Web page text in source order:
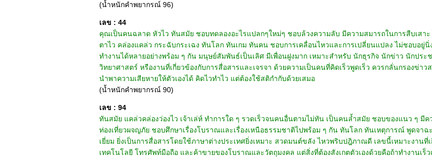
(น้ำหนักคำพยากรณ์ 96)
เลข : 44
คุณเป็นคนฉลาด หัวไว ทันสมัย ชอบทดลองอะไรแปลกๆใหม่ๆ ชอบล้วงความลับ มีความสมารถในการสืบเสา
ตาไว คล่องแคล่ว กระฉับกระเฉง ทันโลก ทันเกม ทันคน ชอบการเคลื่อนไหวและการเปลี่ยนแปลง ไม่ชอบอ
ทำงานได้หลายอย่างพร้อม ๆ กัน มนุษย์สัมพันธ์เป็นเลิศ มีเพื่อนฝูงมาก เหมาะสำหรับ นักธุรกิจ นักข่าว นักปร
วิทยาศาสตร์ หรืองานที่เกี่ยวข้องกับการสื่อสารและเจรจา ด้วยความเป็นคนที่คิดเร็วพูดเร็ว ควรกลั่นกรองข่า
นำพาความเสียหายให้ตัวเองได้ คิดไวทำไว แต่ต้องใช้สติกำกับด้วยเสมอ
(น้ำหนักคำพยากรณ์ 90)
เลข : 94
ทันสมัย แคล่วคล่องว่องไว เจ้าเล่ห์ ทำการใด ๆ รวดเร็วจนคนอื่นตามไม่ทัน เป็นคนล้ำสมัย ชอบของแนว ๆ มี
ท่องเที่ยวผจญภัย ชอบศึกษาเรื่องโบราณและเรื่องเหนือธรรมชาติไปพร้อม ๆ กัน ทันโลก ทันเหตุการณ์ พูดจา
เยี่ยม ยิ่งเป็นการสื่อสารโดยใช้ภาษาต่างประเทศยิ่งเหมาะ สวดมนต์ขลัง ไหวพริบปฎิภาณดี เลขนี้เหมาะงานที่
เทคโนโลยี โทรศัพท์มือถือ และค้าขายของโบราณและวัตถุมงคล แต่สิ่งที่ต้องสังเกตตัวเองด้วยคือถ้าทำงานเร็